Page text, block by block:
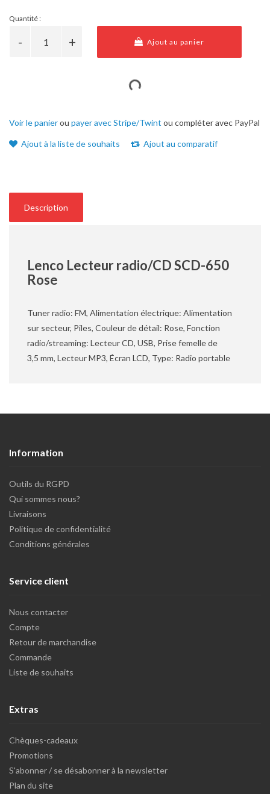
Quantité :
Ajout au panier
Voir le panierou payer avec Stripe/Twint ou compléter avec PayPal
Ajout à la liste de souhaits Ajout au comparatif
Description
Lenco Lecteur radio/CD SCD-650
Rose
Tuner radio: FM, Alimentation électrique: Alimentation
sur secteur, Piles, Couleur de détail: Rose, Fonction
radio/streaming: Lecteur CD, USB, Prise femelle de
3,5 mm, Lecteur MP3, Écran LCD, Type: Radio portable
Information
Outils du RGPD
Qui sommes nous?
Livraisons
Politique de confidentialité
Conditions générales
Service client
Nous contacter
Compte
Retour de marchandise
Commande
Liste de souhaits
Extras
Chèques-cadeaux
Promotions
S'abonner / se désabonner à la newsletter
Plan du site